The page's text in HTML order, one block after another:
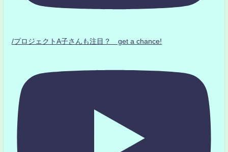
/プロジェクトA子さんも注目？ get a chance!